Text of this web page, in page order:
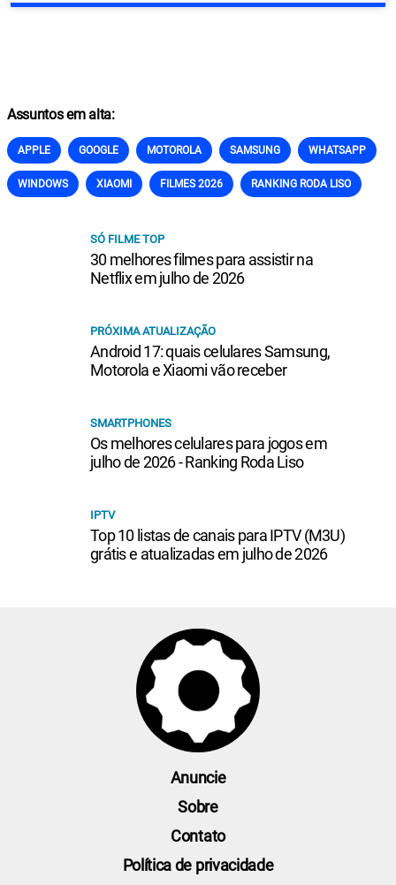
Assuntos em alta:
APPLE GOOGLE MOTOROLA SAMSUNG WHATSAPP
WINDOWS XIAOMI FILMES 2026 RANKING RODA LISO
SÓ FILME TOP
30 melhores filmes para assistir na
Netflix em julho de 2026
PRÓXIMA ATUALIZAÇÃO
Android 17: quais celulares Samsung,
Motorola e Xiaomi vão receber
SMARTPHONES
Os melhores celulares para jogos em
julho de 2026 - Ranking Roda Liso
IPTV
Top 10 listas de canais para IPTV (M3U)
grátis e atualizadas em julho de 2026
Anuncie
Sobre
Contato
Política de privacidade